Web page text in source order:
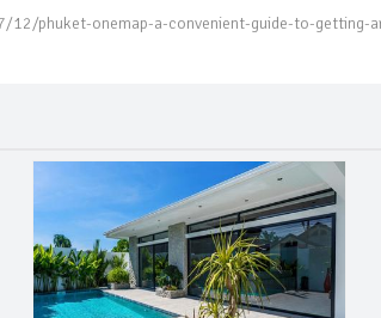
phuket-onemap-a-convenient-guide-to-getting-